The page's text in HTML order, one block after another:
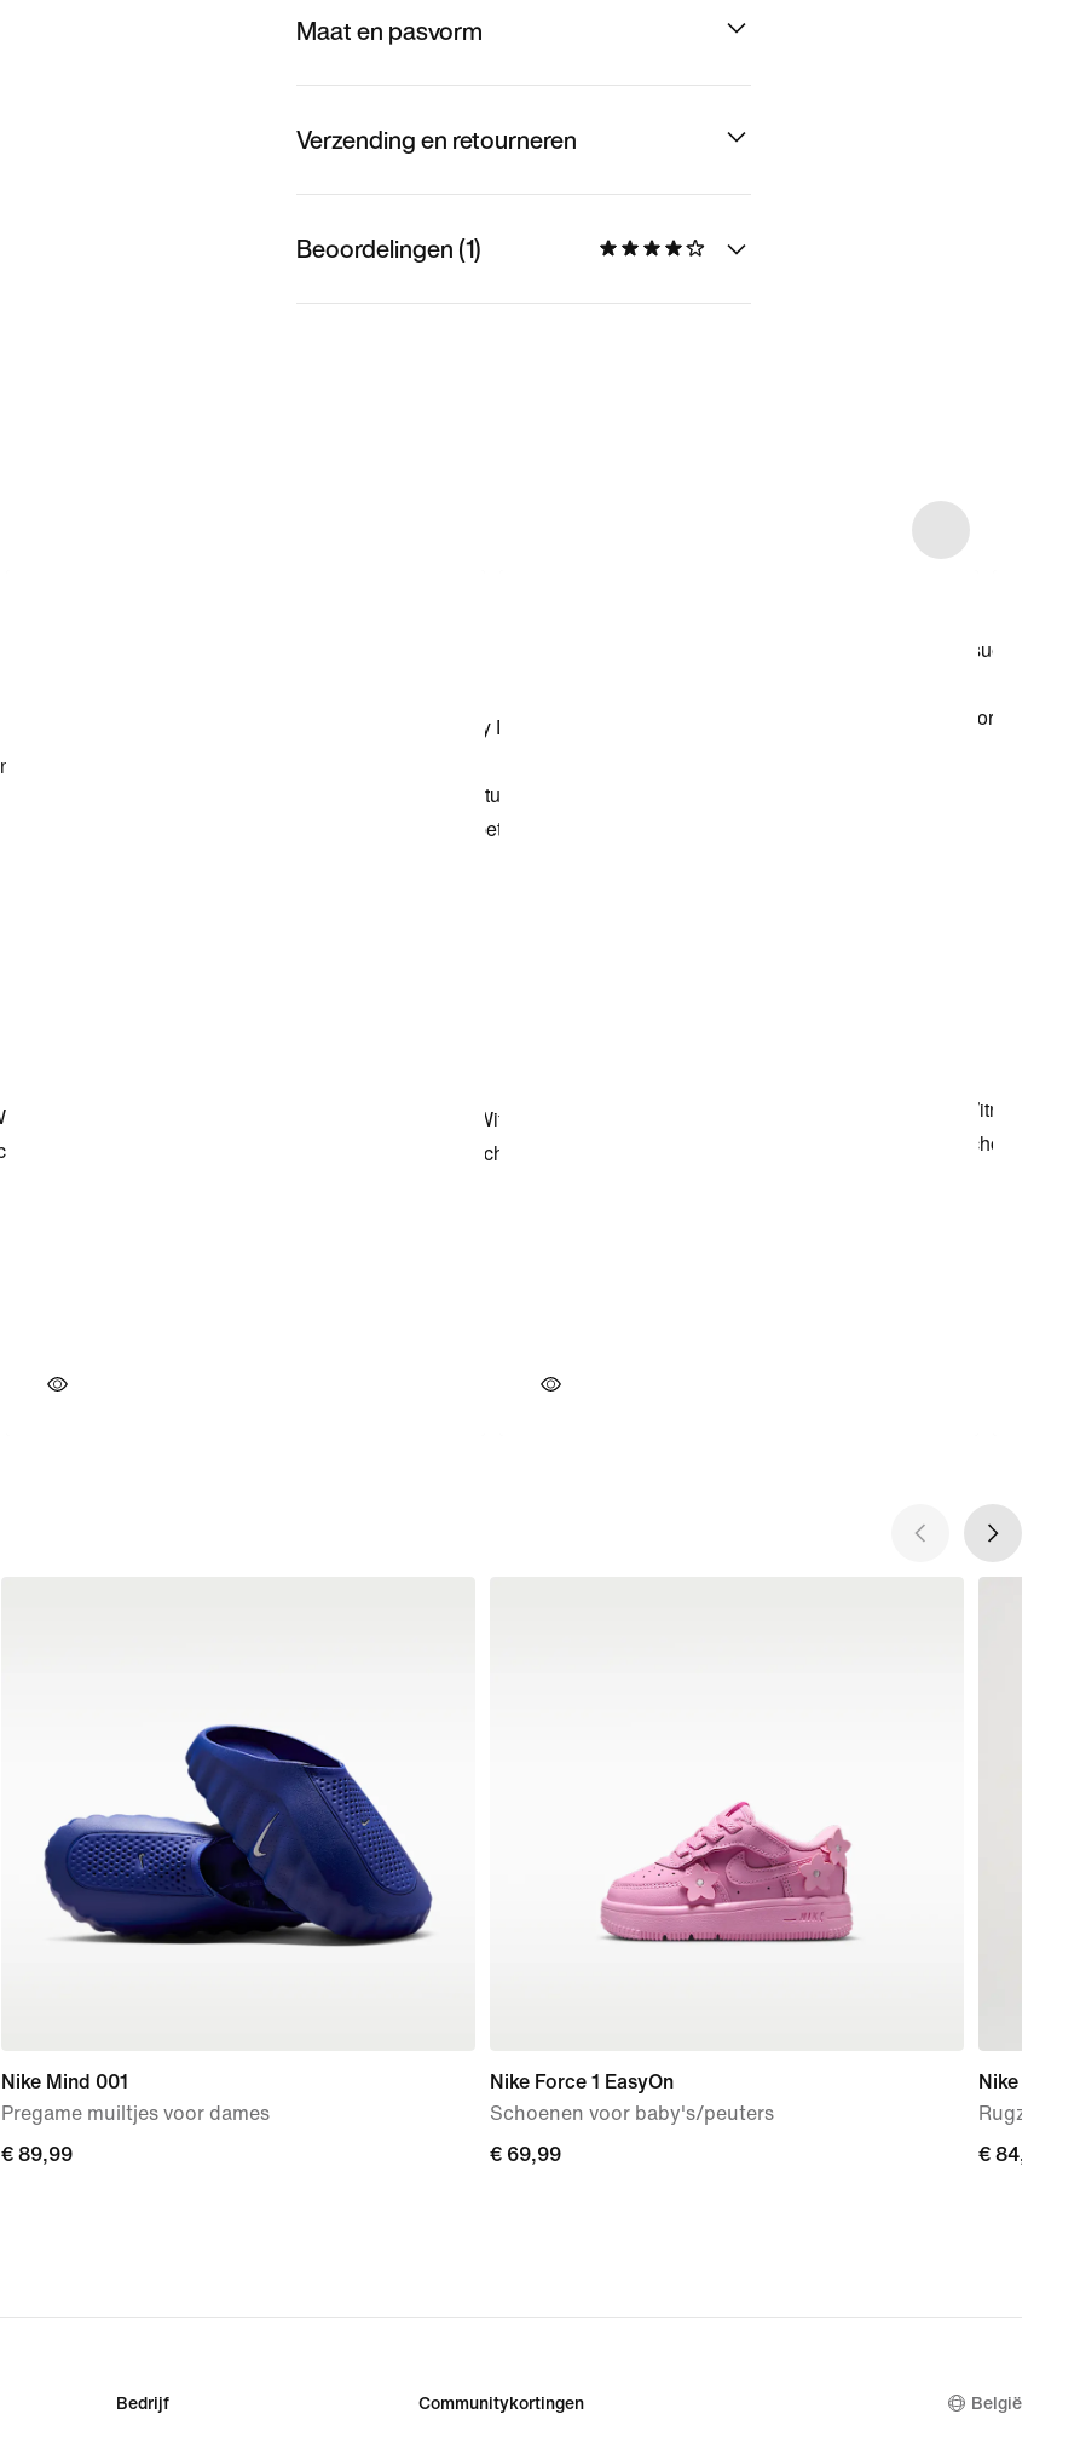
Maat en pasvorm
Verzending en retourneren
Beoordelingen (1)
Nike Mind 001
Pregame muiltjes voor dames
€ 89,99
€ 89,99
Nike Force 1 EasyOn
Schoenen voor baby's/peuters
€ 69,99
€ 69,99
Nike
Rugzak
€ 84,99
€ 84,99
Bedrijf Communitykortingen België